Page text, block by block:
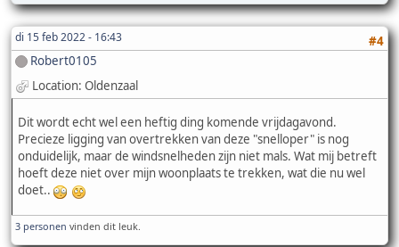
di 15 feb 2022 - 16:43
#4
Robert0105
Location: Oldenzaal
Dit wordt echt wel een heftig ding komende vrijdagavond.
Precieze ligging van overtrekken van deze "snelloper" is nog
onduidelijk, maar de windsnelheden zijn niet mals. Wat mij betreft
hoeft deze niet over mijn woonplaats te trekken, wat die nu wel
doet..
3 personen vinden dit leuk.